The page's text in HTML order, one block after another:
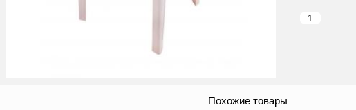
Похожие товары